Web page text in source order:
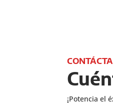
¡Potencia el